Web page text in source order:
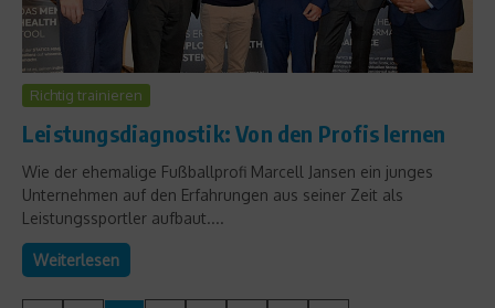
Richtig trainieren
Leistungsdiagnostik: Von den Profis lernen
Wie der ehemalige Fußballprofi Marcell Jansen ein junges
Unternehmen auf den Erfahrungen aus seiner Zeit als
Leistungssportler aufbaut....
Weiterlesen